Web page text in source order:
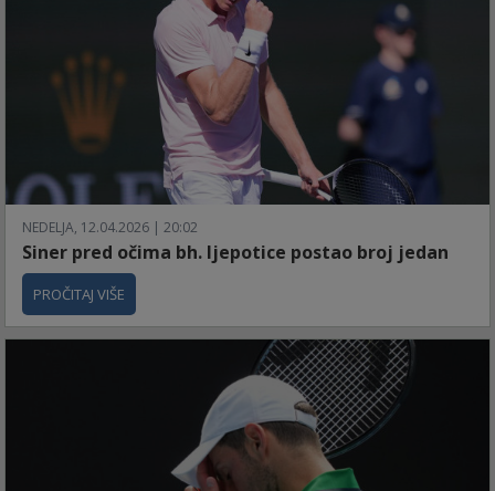
NEDELJA, 12.04.2026 | 20:02
Siner pred očima bh. ljepotice postao broj jedan
PROČITAJ VIŠE